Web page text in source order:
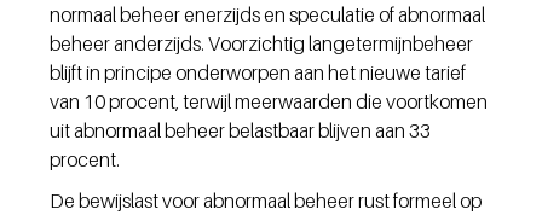
normaal beheer enerzijds en speculatie of abnormaal
beheer anderzijds. Voorzichtig langetermijnbeheer
blijft in principe onderworpen aan het nieuwe tarief
van 10 procent, terwijl meerwaarden die voortkomen
uit abnormaal beheer belastbaar blijven aan 33
procent.
De bewijslast voor abnormaal beheer rust formeel op